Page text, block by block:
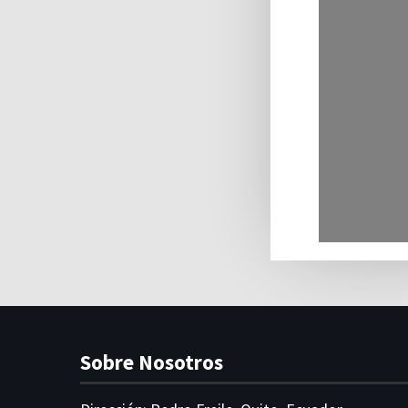
Sobre Nosotros